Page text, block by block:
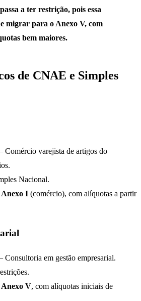
a ter restrição, pois essa
migrar para o Anexo V, com
bem maiores.
de CNAE e Simples
varejista de artigos do
Nacional.
Anexo I (comércio), com alíquotas a partir
em gestão empresarial.
Anexo V, com alíquotas iniciais de